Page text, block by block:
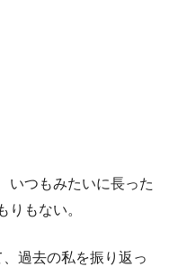
いつもみたいに長った
りもない。
過去の私を振り返っ